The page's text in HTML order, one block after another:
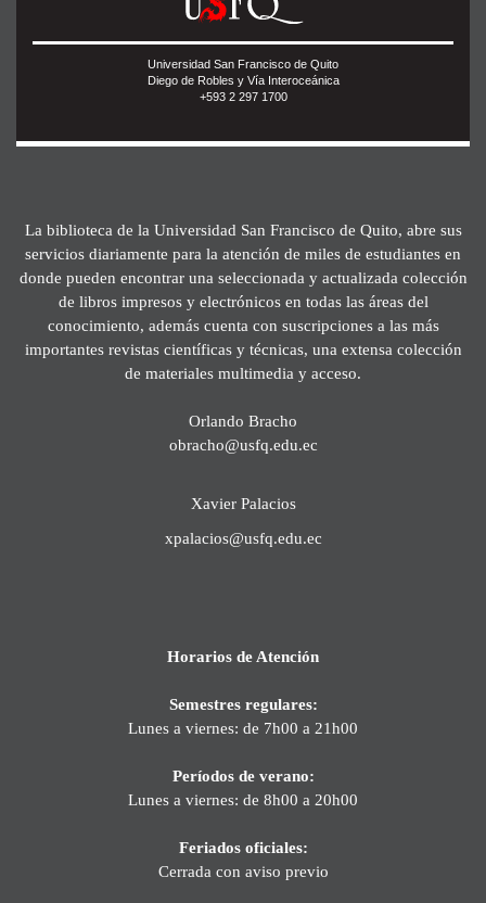
Universidad San Francisco de Quito
Diego de Robles y Vía Interoceánica
+593 2 297 1700
La biblioteca de la Universidad San Francisco de Quito, abre sus
servicios diariamente para la atención de miles de estudiantes en
donde pueden encontrar una seleccionada y actualizada colección
de libros impresos y electrónicos en todas las áreas del
conocimiento, además cuenta con suscripciones a las más
importantes revistas científicas y técnicas, una extensa colección
de materiales multimedia y acceso.
Orlando Bracho
obracho@usfq.edu.ec
Xavier Palacios
xpalacios@usfq.edu.ec
Horarios de Atención
Semestres regulares:
Lunes a viernes: de 7h00 a 21h00
Períodos de verano:
Lunes a viernes: de 8h00 a 20h00
Feriados oficiales:
Cerrada con aviso previo